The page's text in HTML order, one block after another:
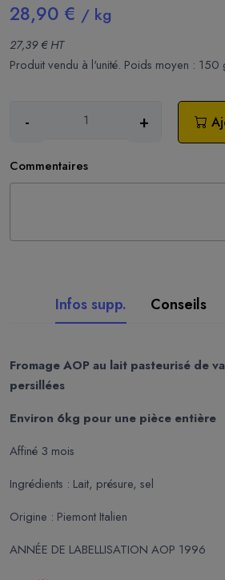
28,90 € / kg
27,39 € HT
Produit vendu à l'unité. Poids moyen : 150
- +
Commentaires
Infos supp. Conseils
Fromage AOP au lait pasteurisé de
persillées
Environ 6kg pour une pièce entière
Affiné 3 mois
Ingrédients : Lait, présure, sel
Origine : Piemont Italien
ANNÉE DE LABELLISATION AOP 1996